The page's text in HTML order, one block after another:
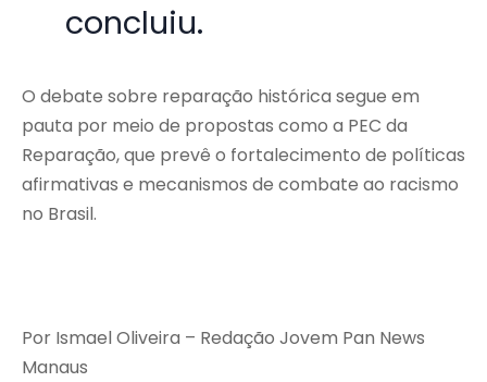
concluiu.
O debate sobre reparação histórica segue em
pauta por meio de propostas como a PEC da
Reparação, que prevê o fortalecimento de políticas
afirmativas e mecanismos de combate ao racismo
no Brasil.
Por Ismael Oliveira – Redação Jovem Pan News
Manaus